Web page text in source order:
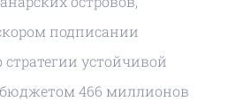
подписании
устойчивой
бюджетом 466 миллионов